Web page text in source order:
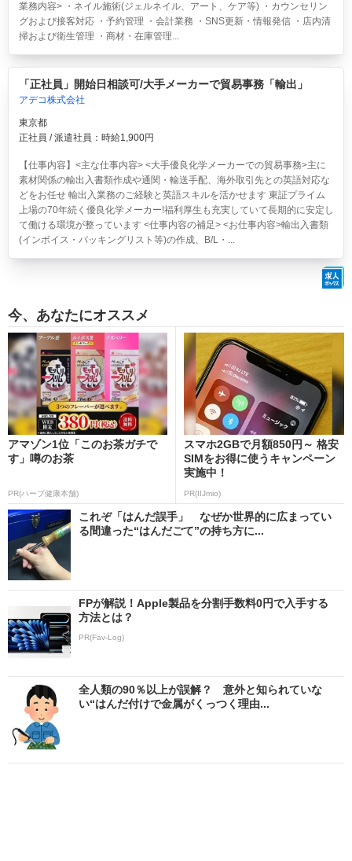
業務内容> ・ネイル施術(ジェルネイル、アート、ケア等) ・カウンセリン
グおよび接客対応 ・予約管理 ・会計業務 ・SNS更新・情報発信 ・店内清
掃および衛生管理 ・商材・在庫管理...
「正社員」開始日相談可/大手メーカーで貿易事務「輸出」
アデコ株式会社
東京都
正社員 / 派遣社員：時給1,900円
【仕事内容】<主な仕事内容> <大手優良化学メーカーでの貿易事務>主に
素材関係の輸出入書類作成や通関・輸送手配、海外取引先との英語対応な
どをお任せ 輸出入業務のご経験と英語スキルを活かせます 東証プライム
上場の70年続く優良化学メーカー!福利厚生も充実していて長期的に安定し
て働ける環境が整っています <仕事内容の補足> <お仕事内容>輸出入書類
(インボイス・パッキングリスト等)の作成、B/L・...
今、あなたにオススメ
アマゾン1位「このお茶ガチで
す」噂のお茶
PR(ハーブ健康本舗)
スマホ2GBで月額850円～ 格安
SIMをお得に使うキャンペーン
実施中！
PR(IIJmio)
これぞ「はんだ誤手」 なぜか世界的に広まってい
る間違った“はんだごて”の持ち方に...
FPが解説！Apple製品を分割手数料0円で入手する
方法とは？
PR(Fav-Log)
全人類の90％以上が誤解？ 意外と知られていな
い“はんだ付けで金属がくっつく理由...